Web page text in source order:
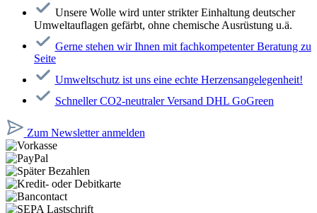
Unsere Wolle wird unter strikter Einhaltung deutscher
Umweltauflagen gefärbt, ohne chemische Ausrüstung u.ä.
Gerne stehen wir Ihnen mit fachkompetenter Beratung zu
Seite
Umweltschutz ist uns eine echte Herzensangelegenheit!
Schneller CO2-neutraler Versand DHL GoGreen
Zum Newsletter anmelden